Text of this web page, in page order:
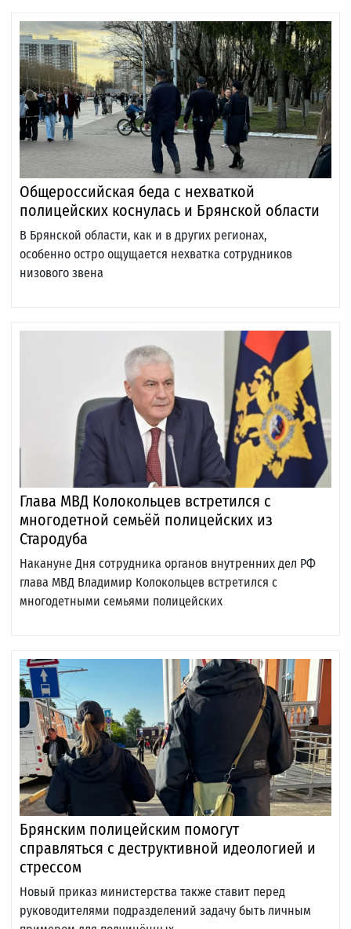
Общероссийская беда с нехваткой
полицейских коснулась и Брянской области
В Брянской области, как и в других регионах,
особенно остро ощущается нехватка сотрудников
низового звена
Глава МВД Колокольцев встретился с
многодетной семьёй полицейских из
Стародуба
Накануне Дня сотрудника органов внутренних дел РФ
глава МВД Владимир Колокольцев встретился с
многодетными семьями полицейских
Брянским полицейским помогут
справляться с деструктивной идеологией и
стрессом
Новый приказ министерства также ставит перед
руководителями подразделений задачу быть личным